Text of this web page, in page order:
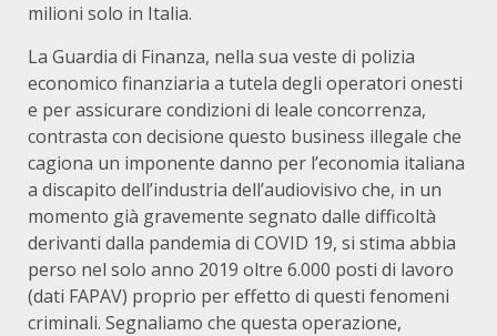
milioni solo in Italia.
La Guardia di Finanza, nella sua veste di polizia
economico finanziaria a tutela degli operatori onesti
e per assicurare condizioni di leale concorrenza,
contrasta con decisione questo business illegale che
cagiona un imponente danno per l’economia italiana
a discapito dell’industria dell’audiovisivo che, in un
momento già gravemente segnato dalle difficoltà
derivanti dalla pandemia di COVID 19, si stima abbia
perso nel solo anno 2019 oltre 6.000 posti di lavoro
(dati FAPAV) proprio per effetto di questi fenomeni
criminali. Segnaliamo che questa operazione,